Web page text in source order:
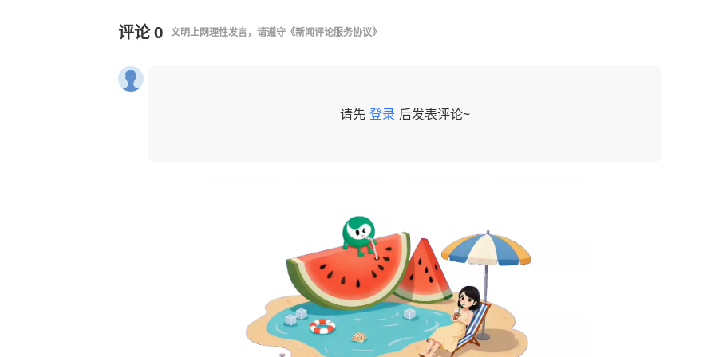
评论0 文明上网理性发言，请遵守 《新闻评论服务协议》
请先 登录 后发表评论~